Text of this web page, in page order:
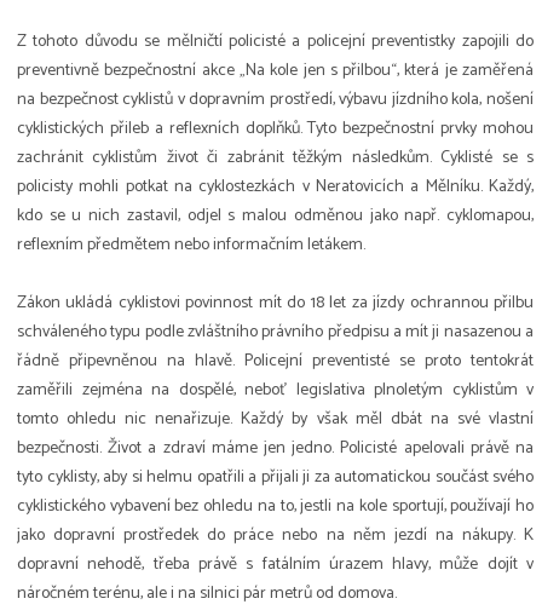
Z tohoto důvodu se mělničtí policisté a policejní preventistky zapojili do
preventivně bezpečnostní akce „Na kole jen s přilbou“, která je zaměřená
na bezpečnost cyklistů v dopravním prostředí, výbavu jízdního kola, nošení
cyklistických přileb a reflexních doplňků. Tyto bezpečnostní prvky mohou
zachránit cyklistům život či zabránit těžkým následkům. Cyklisté se s
policisty mohli potkat na cyklostezkách v Neratovicích a Mělníku. Každý,
kdo se u nich zastavil, odjel s malou odměnou jako např. cyklomapou,
reflexním předmětem nebo informačním letákem.
Zákon ukládá cyklistovi povinnost mít do 18 let za jízdy ochrannou přilbu
schváleného typu podle zvláštního právního předpisu a mít ji nasazenou a
řádně připevněnou na hlavě. Policejní preventisté se proto tentokrát
zaměřili zejména na dospělé, neboť legislativa plnoletým cyklistům v
tomto ohledu nic nenařizuje. Každý by však měl dbát na své vlastní
bezpečnosti. Život a zdraví máme jen jedno. Policisté apelovali právě na
tyto cyklisty, aby si helmu opatřili a přijali ji za automatickou součást svého
cyklistického vybavení bez ohledu na to, jestli na kole sportují, používají ho
jako dopravní prostředek do práce nebo na něm jezdí na nákupy. K
dopravní nehodě, třeba právě s fatálním úrazem hlavy, může dojít v
náročném terénu, ale i na silnici pár metrů od domova.